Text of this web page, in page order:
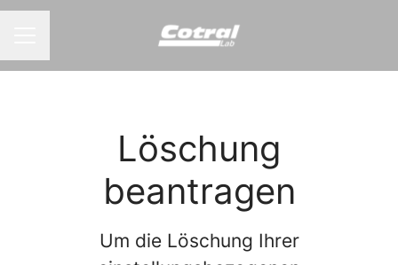
Löschung
beantragen
Um die Löschung Ihrer